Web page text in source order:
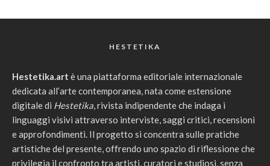
HESTETIKA
Hestetika.art è una piattaforma editoriale internazionale
dedicata all’arte contemporanea, nata come estensione
digitale di Hestetika, rivista indipendente che indaga i
linguaggi visivi attraverso interviste, saggi critici, recensioni
e approfondimenti. Il progetto si concentra sulle pratiche
artistiche del presente, offrendo uno spazio di riflessione che
privilegia il confronto tra artisti, curatori e studiosi, senza